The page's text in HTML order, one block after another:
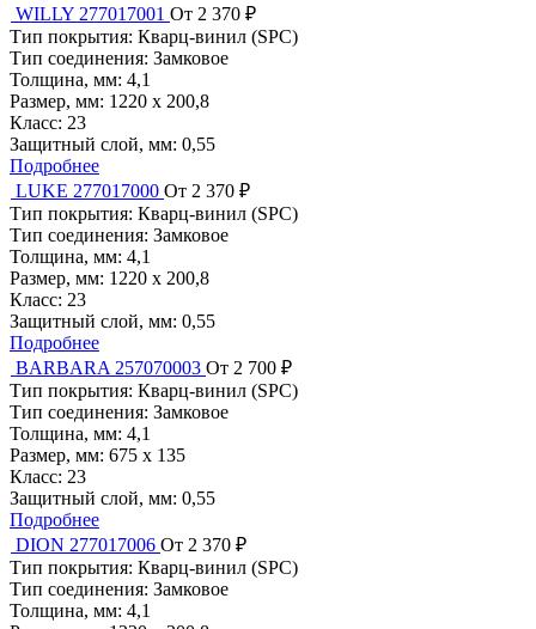
WILLY 277017001 От 2 370 ₽
Тип покрытия: Кварц-винил (SPC)
Тип соединения: Замковое
Толщина, мм: 4,1
Размер, мм: 1220 x 200,8
Класс: 23
Защитный слой, мм: 0,55
Подробнее
LUKE 277017000 От 2 370 ₽
Тип покрытия: Кварц-винил (SPC)
Тип соединения: Замковое
Толщина, мм: 4,1
Размер, мм: 1220 x 200,8
Класс: 23
Защитный слой, мм: 0,55
Подробнее
BARBARA 257070003 От 2 700 ₽
Тип покрытия: Кварц-винил (SPC)
Тип соединения: Замковое
Толщина, мм: 4,1
Размер, мм: 675 x 135
Класс: 23
Защитный слой, мм: 0,55
Подробнее
DION 277017006 От 2 370 ₽
Тип покрытия: Кварц-винил (SPC)
Тип соединения: Замковое
Толщина, мм: 4,1